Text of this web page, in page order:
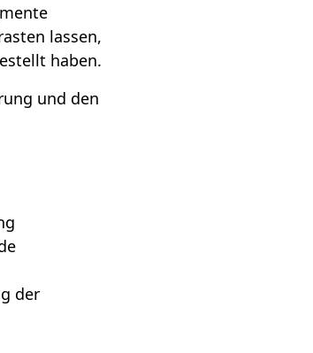
lassen,
haben.
und den
der